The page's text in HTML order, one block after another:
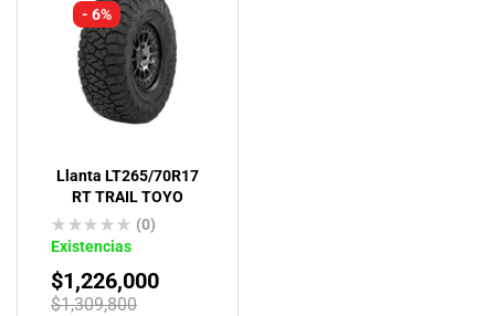
- 6%
Llanta LT265/70R17
RT TRAIL TOYO
(0)
Existencias
$1,309,800
$1,226,000